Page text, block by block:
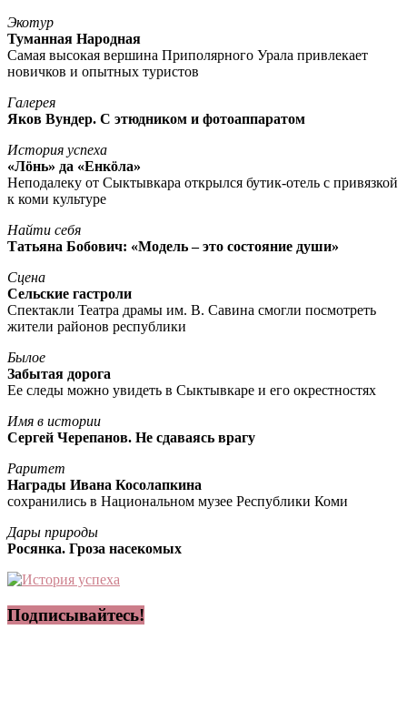
Экотур
Туманная Народная
Самая высокая вершина Приполярного Урала привлекает
новичков и опытных туристов
Галерея
Яков Вундер. С этюдником и фотоаппаратом
История успеха
«Лöнь» да «Енкöла»
Неподалеку от Сыктывкара открылся бутик-отель с привязкой
к коми культуре
Найти себя
Татьяна Бобович: «Модель – это состояние души»
Сцена
Сельские гастроли
Спектакли Театра драмы им. В. Савина смогли посмотреть
жители районов республики
Былое
Забытая дорога
Ее следы можно увидеть в Сыктывкаре и его окрестностях
Имя в истории
Сергей Черепанов. Не сдаваясь врагу
Раритет
Награды Ивана Косолапкина
сохранились в Национальном музее Республики Коми
Дары природы
Росянка. Гроза насекомых
Подписывайтесь!